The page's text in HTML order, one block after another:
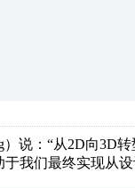
说：“从2D向3D
于我们最终实现